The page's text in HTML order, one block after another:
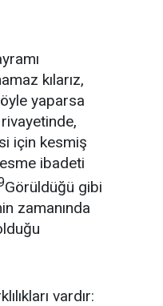
kılarız,
yaparsa
için kesmiş
ibadeti
Görüldüğü gibi
zamanında
vardır: